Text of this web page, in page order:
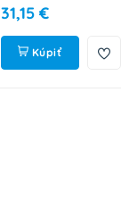
31,15 €
Kúpiť